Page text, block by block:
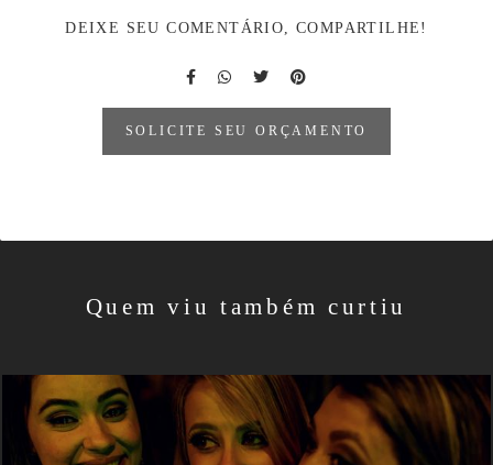
DEIXE SEU COMENTÁRIO, COMPARTILHE!
SOLICITE SEU ORÇAMENTO
Quem viu também curtiu